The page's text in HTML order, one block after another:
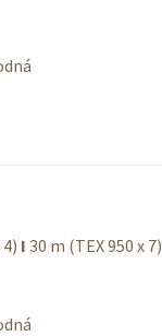
Ι 30 m (TEX 950 x 7)